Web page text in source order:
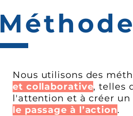
Nous utilisons des
et collaborative, telles
l'attention et à créer
le passage à l’action.